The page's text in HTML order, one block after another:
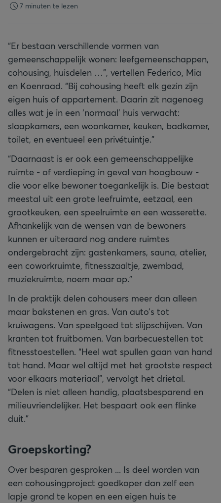
7 minuten te lezen
“Er bestaan verschillende vormen van
gemeenschappelijk wonen: leefgemeenschappen,
cohousing, huisdelen …”, vertellen Federico, Mia
en Koenraad. “Bij cohousing heeft elk gezin zijn
eigen huis of appartement. Daarin zit nagenoeg
alles wat je in een ‘normaal’ huis verwacht:
slaapkamers, een woonkamer, keuken, badkamer,
toilet, en eventueel een privétuintje.”
“Daarnaast is er ook een gemeenschappelijke
ruimte - of verdieping in geval van hoogbouw -
die voor elke bewoner toegankelijk is. Die bestaat
meestal uit een grote leefruimte, eetzaal, een
grootkeuken, een speelruimte en een wasserette.
Afhankelijk van de wensen van de bewoners
kunnen er uiteraard nog andere ruimtes
ondergebracht zijn: gastenkamers, sauna, atelier,
een coworkruimte, fitnesszaaltje, zwembad,
muziekruimte, noem maar op.”
In de praktijk delen cohousers meer dan alleen
maar bakstenen en gras. Van auto’s tot
kruiwagens. Van speelgoed tot slijpschijven. Van
kranten tot fruitbomen. Van barbecuestellen tot
fitnesstoestellen. “Heel wat spullen gaan van hand
tot hand. Maar wel altijd met het grootste respect
voor elkaars materiaal”, vervolgt het drietal.
“Delen is niet alleen handig, plaatsbesparend en
milieuvriendelijker. Het bespaart ook een flinke
duit.”
Groepskorting?
Over besparen gesproken ... Is deel worden van
een cohousingproject goedkoper dan zelf een
lapje grond te kopen en een eigen huis te